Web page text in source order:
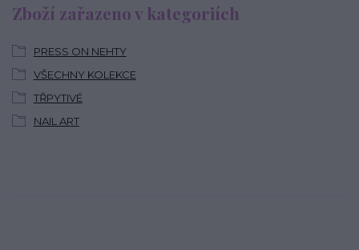
Zboží zařazeno v kategoriích
PRESS ON NEHTY
VŠECHNY KOLEKCE
TŘPYTIVÉ
NAIL ART